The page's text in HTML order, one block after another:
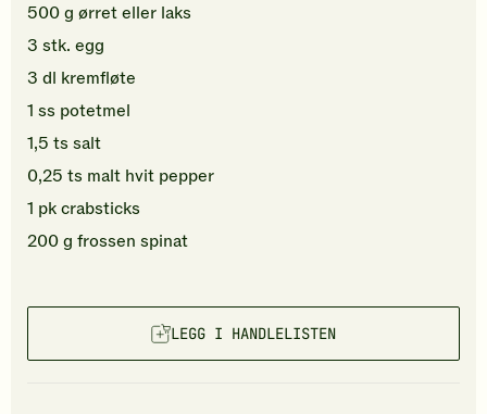
500g ørreteller laks
3 stk. egg
3 dl kremfløte
1 ss potetmel
1,5 ts salt
0,25 ts malt hvit pepper
1 pkcrabsticks
200g frossen spinat
LEGG I HANDLELISTEN